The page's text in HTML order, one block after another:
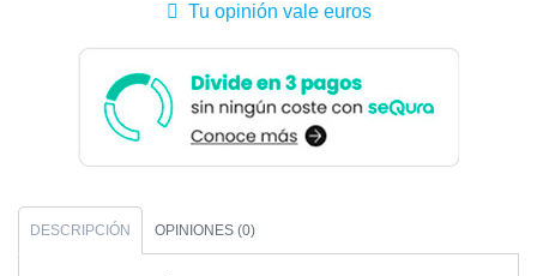
Tu opinión vale euros
DESCRIPCIÓN OPINIONES (0)